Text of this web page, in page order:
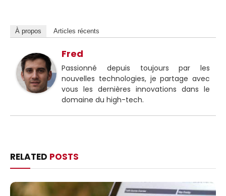
À propos Articles récents
Fred
Passionné depuis toujours par les
nouvelles technologies, je partage avec
vous les dernières innovations dans le
domaine du high-tech.
RELATED POSTS